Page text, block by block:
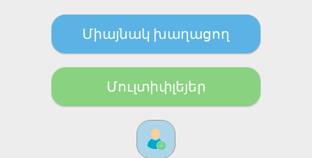
Միայնակ խաղացող
Մուլտիփլեյեր